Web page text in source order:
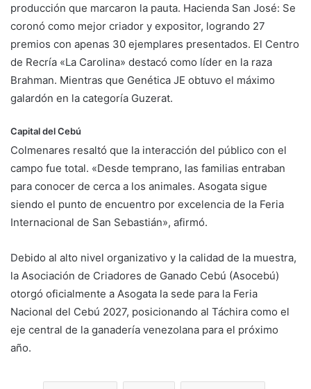
producción que marcaron la pauta. Hacienda San José: Se
coronó como mejor criador y expositor, logrando 27
premios con apenas 30 ejemplares presentados. El Centro
de Recría «La Carolina» destacó como líder en la raza
Brahman. Mientras que Genética JE obtuvo el máximo
galardón en la categoría Guzerat.
Capital del Cebú
Colmenares resaltó que la interacción del público con el
campo fue total. «Desde temprano, las familias entraban
para conocer de cerca a los animales. Asogata sigue
siendo el punto de encuentro por excelencia de la Feria
Internacional de San Sebastián», afirmó.
Debido al alto nivel organizativo y la calidad de la muestra,
la Asociación de Criadores de Ganado Cebú (Asocebú)
otorgó oficialmente a Asogata la sede para la Feria
Nacional del Cebú 2027, posicionando al Táchira como el
eje central de la ganadería venezolana para el próximo
año.